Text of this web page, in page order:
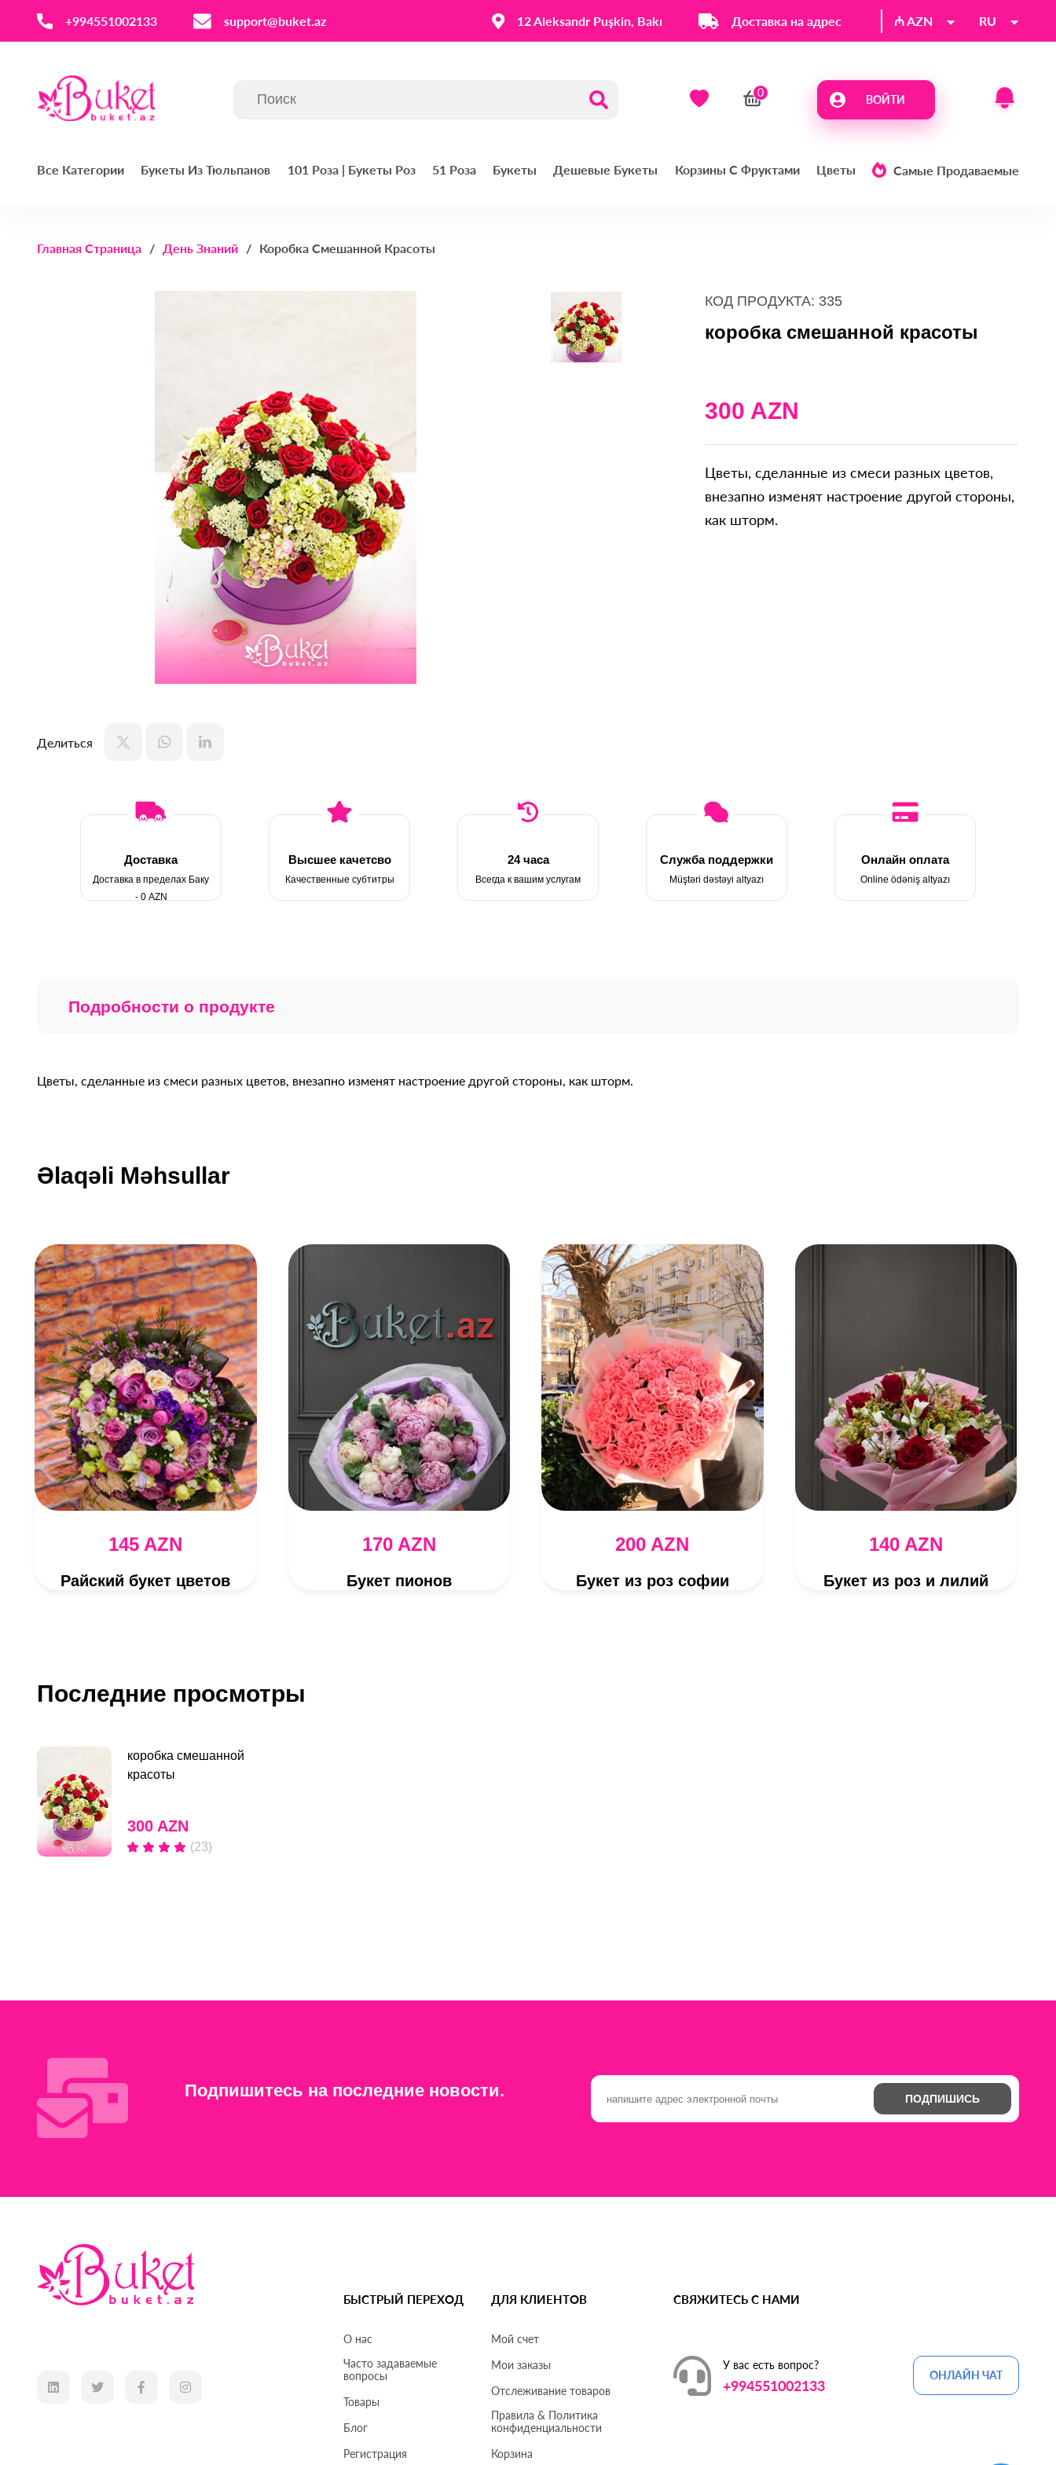
‪+994551002133‬ support@buket.az 12 Aleksandr Puşkin, Bakı Доставка на адрес ₼ AZN RU
ВОЙТИ
Все Категории Букеты Из Тюльпанов 101 Роза | Букеты Роз 51 Роза Букеты Дешевые Букеты Корзины С Фруктами Цветы Самые Продаваемые
Главная Страница День Знаний Коробка Смешанной Красоты
Делиться
КОД ПРОДУКТА: 335
коробка смешанной красоты
300 AZN
Цветы, сделанные из смеси разных цветов,
внезапно изменят настроение другой стороны,
как шторм.
Доставка
Доставка в пределах Баку
- 0 AZN
Высшее качетсво
Качественные субтитры
24 часа
Всегда к вашим услугам
Служба поддержки
Müştəri dəstəyi altyazı
Онлайн оплата
Online ödəniş altyazı
Подробности о продукте
Цветы, сделанные из смеси разных цветов, внезапно изменят настроение другой стороны, как шторм.
Əlaqəli Məhsullar
145 AZN
Райский букет цветов
170 AZN
Букет пионов
200 AZN
Букет из роз софии
140 AZN
Букет из роз и лилий
Последние просмотры
коробка смешанной
красоты
300 AZN
(23)
Подпишитесь на последние новости. ПОДПИШИСЬ
БЫСТРЫЙ ПЕРЕХОД
О нас
Часто задаваемые
вопросы
Товары
Блог
Регистрация
ДЛЯ КЛИЕНТОВ
Мой счет
Мои заказы
Отслеживание товаров
Правила & Политика
конфиденциальности
Корзина
СВЯЖИТЕСЬ С НАМИ
У вас есть вопрос?
+994551002133
ОНЛАЙН ЧАТ